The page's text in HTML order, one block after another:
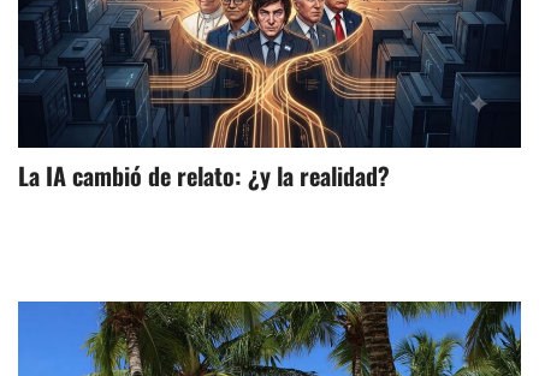
La IA cambió de relato: ¿y la realidad?